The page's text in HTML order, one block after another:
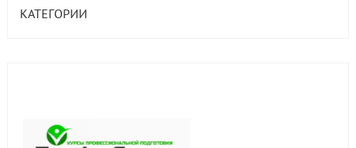
КАТЕГОРИИ